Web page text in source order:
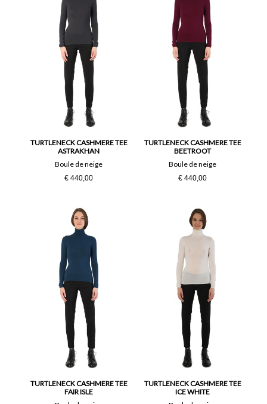
TURTLENECK CASHMERE TEE
ASTRAKHAN
Boule de neige
€ 440,00
TURTLENECK CASHMERE TEE
BEETROOT
Boule de neige
€ 440,00
TURTLENECK CASHMERE TEE
FAIR ISLE
TURTLENECK CASHMERE TEE
ICE WHITE